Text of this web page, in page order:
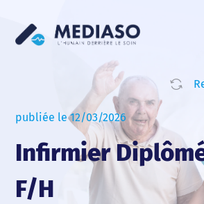
publiée le 12/03/2026
Infirmier
F/H